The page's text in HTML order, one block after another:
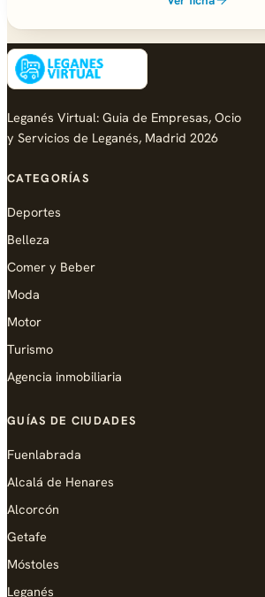
Leganés Virtual: Guia de Empresas, Ocio
y Servicios de Leganés, Madrid 2026
CATEGORÍAS
Deportes
Belleza
Comer y Beber
Moda
Motor
Turismo
Agencia inmobiliaria
GUÍAS DE CIUDADES
Fuenlabrada
Alcalá de Henares
Alcorcón
Getafe
Móstoles
Leganés